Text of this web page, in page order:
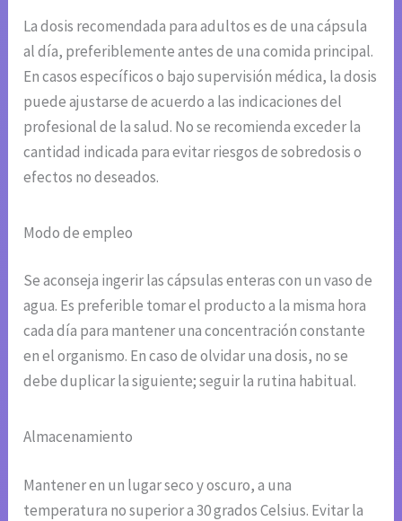
La dosis recomendada para adultos es de una cápsula
al día, preferiblemente antes de una comida principal.
En casos específicos o bajo supervisión médica, la dosis
puede ajustarse de acuerdo a las indicaciones del
profesional de la salud. No se recomienda exceder la
cantidad indicada para evitar riesgos de sobredosis o
efectos no deseados.
Modo de empleo
Se aconseja ingerir las cápsulas enteras con un vaso de
agua. Es preferible tomar el producto a la misma hora
cada día para mantener una concentración constante
en el organismo. En caso de olvidar una dosis, no se
debe duplicar la siguiente; seguir la rutina habitual.
Almacenamiento
Mantener en un lugar seco y oscuro, a una
temperatura no superior a 30 grados Celsius. Evitar la